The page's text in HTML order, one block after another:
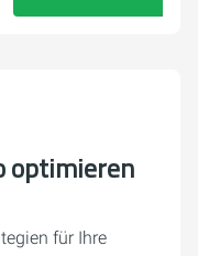
optimieren
für Ihre